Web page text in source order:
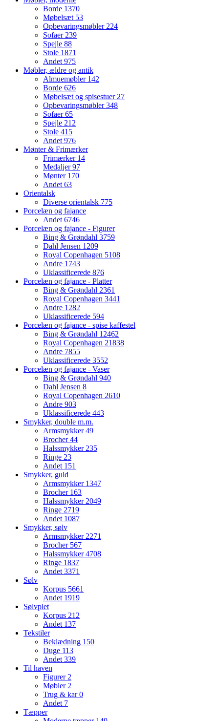
Borde 1370
Møbelsæt 53
Opbevaringsmøbler 224
Sofaer 239
Spejle 88
Stole 1871
Andet 975
Møbler, ældre og antik
Almuemøbler 142
Borde 626
Møbelsæt og spisestuer 27
Opbevaringsmøbler348
Sofaer65
Spejle 212
Stole 415
Andet 976
Mønter & Frimærker
Frimærker 14
Medaljer97
Mønter 170
Andet 63
Orientalsk
Diverse orientalsk 775
Porcelæn og fajance
Andet 6746
Porcelæn og fajance - Figurer
Bing & Grøndahl 3759
Dahl Jensen 1209
Royal Copenhagen 5108
Andre 1743
Uklassificerede 876
Porcelæn og fajance - Platter
Bing & Grøndahl 2361
Royal Copenhagen 3441
Andre 1282
Uklassificerede 594
Porcelæn og fajance - spise kaffestel
Bing & Grøndahl 12462
Royal Copenhagen 21838
Andre 7855
Uklassificerede 3552
Porcelæn og fajance - Vaser
Bing & Grøndahl 940
Dahl Jensen 8
Royal Copenhagen 2610
Andre 903
Uklassificerede 443
Smykker, double m.m.
Armsmykker49
Brocher44
Halssmykker 235
Ringe 23
Andet 151
Smykker, guld
Armsmykker 1347
Brocher 163
Halssmykker 2049
Ringe 2719
Andet 1087
Smykker, sølv
Armsmykker 2271
Brocher 567
Halssmykker4708
Ringe 1837
Andet 3371
Sølv
Korpus 5661
Andet 1919
Sølvplet
Korpus 212
Andet 137
Tekstiler
Beklædning 150
Duge 113
Andet 339
Til haven
Figurer 2
Møbler 2
Trug & kar0
Andet 7
Tæpper